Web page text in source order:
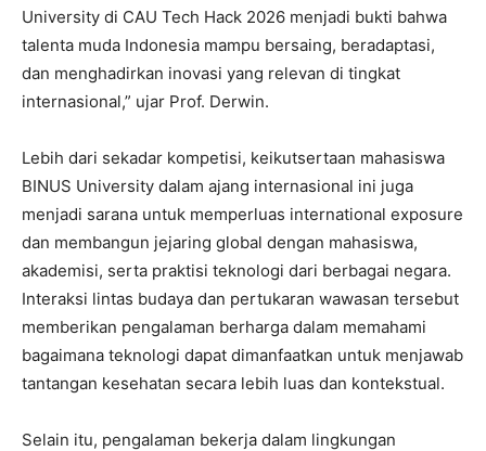
University di CAU Tech Hack 2026 menjadi bukti bahwa
talenta muda Indonesia mampu bersaing, beradaptasi,
dan menghadirkan inovasi yang relevan di tingkat
internasional,” ujar Prof. Derwin.
Lebih dari sekadar kompetisi, keikutsertaan mahasiswa
BINUS University dalam ajang internasional ini juga
menjadi sarana untuk memperluas international exposure
dan membangun jejaring global dengan mahasiswa,
akademisi, serta praktisi teknologi dari berbagai negara.
Interaksi lintas budaya dan pertukaran wawasan tersebut
memberikan pengalaman berharga dalam memahami
bagaimana teknologi dapat dimanfaatkan untuk menjawab
tantangan kesehatan secara lebih luas dan kontekstual.
Selain itu, pengalaman bekerja dalam lingkungan